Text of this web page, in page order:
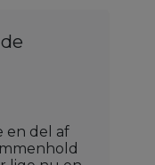
en del af